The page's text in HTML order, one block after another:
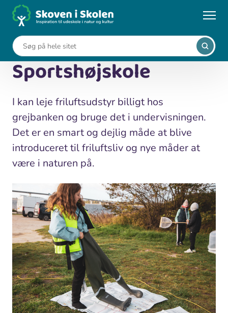
... Kort Grejbank Aalborg Sportshøjskole
Grejbank Aalborg
Sportshøjskole
I kan leje friluftsudstyr billigt hos
grejbanken og bruge det i undervisningen.
Det er en smart og dejlig måde at blive
introduceret til friluftsliv og nye måder at
være i naturen på.